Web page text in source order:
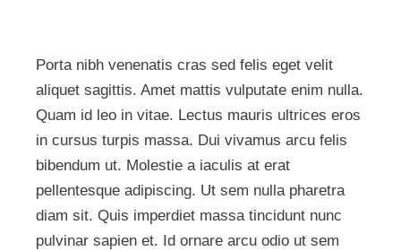
Porta nibh venenatis cras sed felis eget velit
aliquet sagittis. Amet mattis vulputate enim nulla.
Quam id leo in vitae. Lectus mauris ultrices eros
in cursus turpis massa. Dui vivamus arcu felis
bibendum ut. Molestie a iaculis at erat
pellentesque adipiscing. Ut sem nulla pharetra
diam sit. Quis imperdiet massa tincidunt nunc
pulvinar sapien et. Id ornare arcu odio ut sem